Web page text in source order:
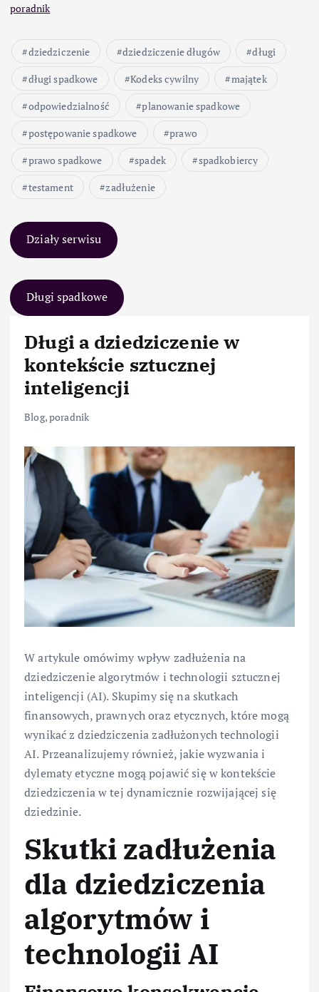
poradnik
dziedziczenie dziedziczenie długów
długi
długi spadkowe
Kodeks cywilny
majątek
odpowiedzialność
planowanie spadkowe
postępowanie spadkowe
prawo
prawo spadkowe
spadek
spadkobiercy
testament
zadłużenie
Działy serwisu
Długi spadkowe
Długi a dziedziczenie w
kontekście sztucznej
inteligencji
Blog,poradnik
W artykule omówimy wpływ zadłużenia na
dziedziczenie algorytmów i technologii sztucznej
inteligencji (AI). Skupimy się na skutkach
finansowych, prawnych oraz etycznych, które mogą
wynikać z dziedziczenia zadłużonych technologii
AI. Przeanalizujemy również, jakie wyzwania i
dylematy etyczne mogą pojawić się w kontekście
dziedziczenia w tej dynamicznie rozwijającej się
dziedzinie.
Skutki zadłużenia
dla dziedziczenia
algorytmów i
technologii AI